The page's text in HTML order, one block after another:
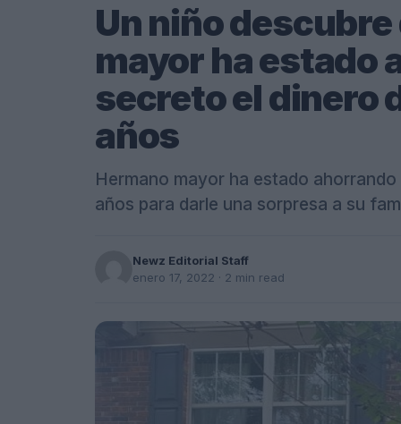
Un niño
mayor ha estado
secreto el dinero
años
Hermano mayor ha estado
años para darle una sorpresa a su
Newz Editorial Staff
enero 17, 2022 · 2 min read